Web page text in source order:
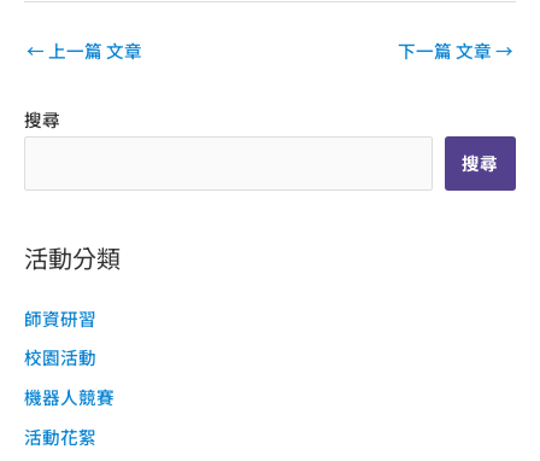
← 上一篇 文章 下一篇 文章→
搜尋
搜尋
活動分類
師資研習
校園活動
機器人競賽
活動花絮